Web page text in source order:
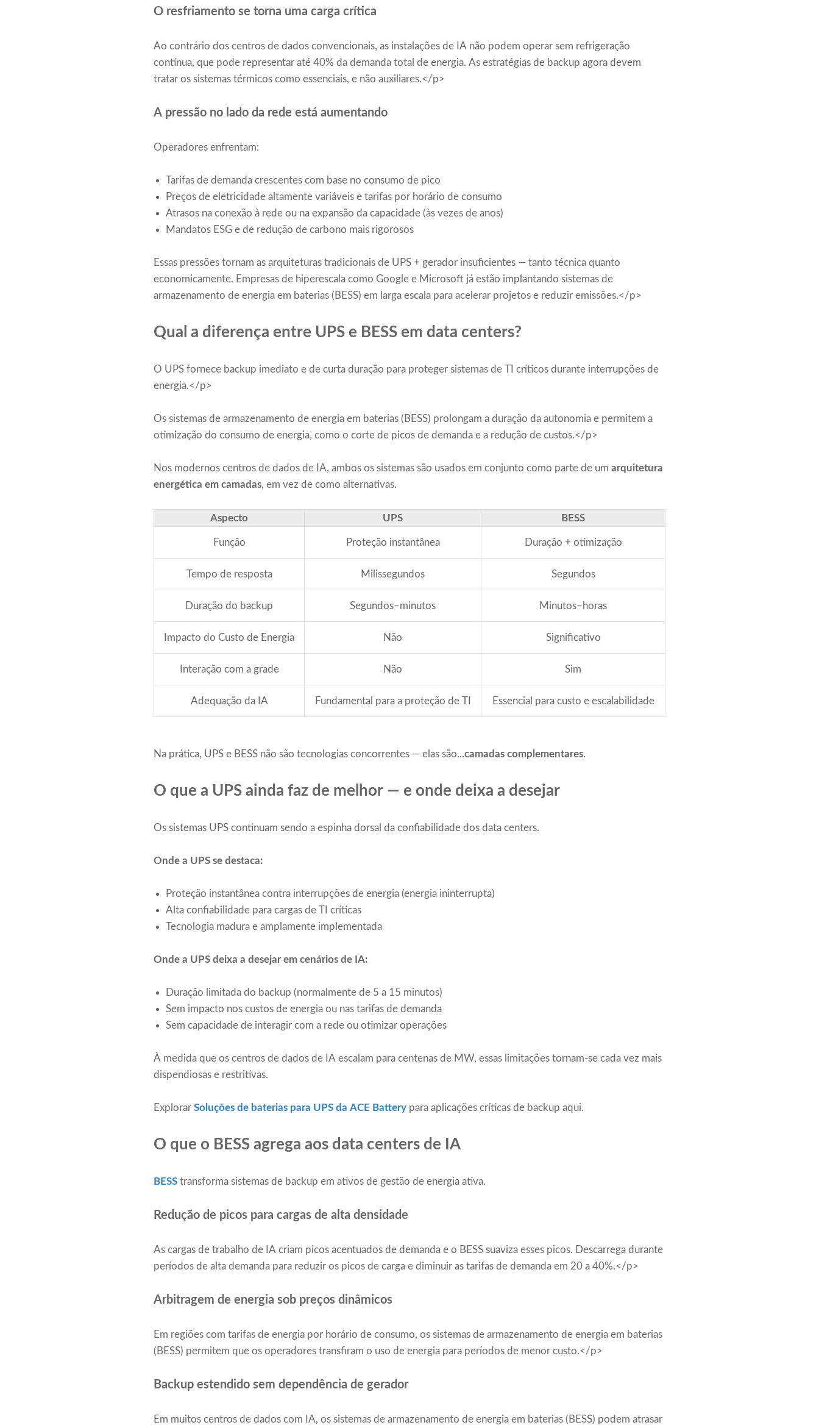
O resfriamento se torna uma carga crítica
Ao contrário dos centros de dados convencionais, as instalações de IA não podem operar sem refrigeração
contínua, que pode representar até 40% da demanda total de energia. As estratégias de backup agora devem
tratar os sistemas térmicos como essenciais, e não auxiliares.</p>
A pressão no lado da rede está aumentando
Operadores enfrentam:
Tarifas de demanda crescentes com base no consumo de pico
Preços de eletricidade altamente variáveis ​​e tarifas por horário de consumo
Atrasos na conexão à rede ou na expansão da capacidade (às vezes de anos)
Mandatos ESG e de redução de carbono mais rigorosos
Essas pressões tornam as arquiteturas tradicionais de UPS + gerador insuficientes — tanto técnica quanto
economicamente. Empresas de hiperescala como Google e Microsoft já estão implantando sistemas de
armazenamento de energia em baterias (BESS) em larga escala para acelerar projetos e reduzir emissões.</p>
Qual a diferença entre UPS e BESS em data centers?
O UPS fornece backup imediato e de curta duração para proteger sistemas de TI críticos durante interrupções de
energia.</p>
Os sistemas de armazenamento de energia em baterias (BESS) prolongam a duração da autonomia e permitem a
otimização do consumo de energia, como o corte de picos de demanda e a redução de custos.</p>
Nos modernos centros de dados de IA, ambos os sistemas são usados ​​em conjunto como parte de um arquitetura
energética em camadas, em vez de como alternativas.
Aspecto UPS BESS
Função Proteção instantânea Duração + otimização
Tempo de resposta Milissegundos Segundos
Duração do backup Segundos–minutos Minutos–horas
Impacto do Custo de Energia Não Significativo
Interação com a grade Não Sim
Adequação da IA Fundamental para a proteção de TI Essencial para custo e escalabilidade
Na prática, UPS e BESS não são tecnologias concorrentes — elas são...camadas complementares.
O que a UPS ainda faz de melhor — e onde deixa a desejar
Os sistemas UPS continuam sendo a espinha dorsal da confiabilidade dos data centers.
Onde a UPS se destaca:
Proteção instantânea contra interrupções de energia (energia ininterrupta)
Alta confiabilidade para cargas de TI críticas
Tecnologia madura e amplamente implementada
Onde a UPS deixa a desejar em cenários de IA:
Duração limitada do backup (normalmente de 5 a 15 minutos)
Sem impacto nos custos de energia ou nas tarifas de demanda
Sem capacidade de interagir com a rede ou otimizar operações
À medida que os centros de dados de IA escalam para centenas de MW, essas limitações tornam-se cada vez mais
dispendiosas e restritivas.
Explorar Soluções de baterias para UPS da ACE Battery para aplicações críticas de backup aqui.
O que o BESS agrega aos data centers de IA
BESS transforma sistemas de backup em ativos de gestão de energia ativa.
Redução de picos para cargas de alta densidade
As cargas de trabalho de IA criam picos acentuados de demanda e o BESS suaviza esses picos. Descarrega durante
períodos de alta demanda para reduzir os picos de carga e diminuir as tarifas de demanda em 20 a 40%.</p>
Arbitragem de energia sob preços dinâmicos
Em regiões com tarifas de energia por horário de consumo, os sistemas de armazenamento de energia em baterias
(BESS) permitem que os operadores transfiram o uso de energia para períodos de menor custo.</p>
Backup estendido sem dependência de gerador
Em muitos centros de dados com IA, os sistemas de armazenamento de energia em baterias (BESS) podem atrasar